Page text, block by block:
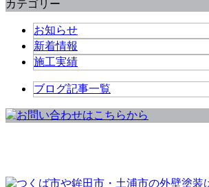
カテゴリー
お知らせ
新着情報
施工実績
ブログ記事一覧